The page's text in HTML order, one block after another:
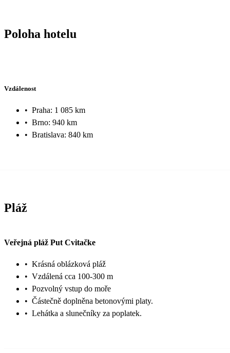
Poloha hotelu
Vzdálenost
• Praha: 1 085 km
• Brno: 940 km
• Bratislava: 840 km
Pláž
Veřejná pláž Put Cvitačke
• Krásná oblázková pláž
• Vzdálená cca 100-300 m
• Pozvolný vstup do moře
• Částečně doplněna betonovými platy.
• Lehátka a slunečníky za poplatek.